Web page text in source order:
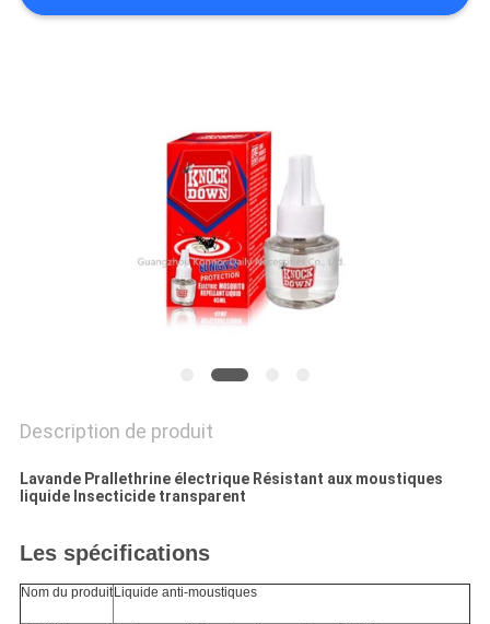
COMPANY
Description de produit
Lavande Prallethrine électrique Résistant aux moustiques
liquide Insecticide transparent
Les spécifications
Nom du produit Liquide anti-moustiques